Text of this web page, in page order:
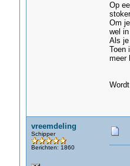
Op
Om
wel
Als
Toen
meer
vreemdeling
Schipper
Berichten: 1860